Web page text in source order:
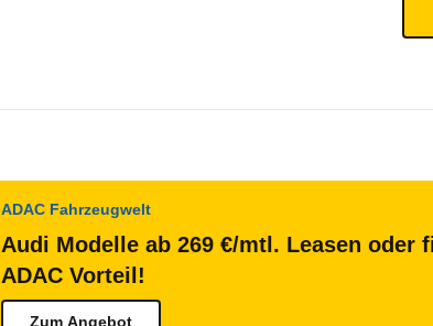
ADAC Fahrzeugwelt
Audi Modelle ab 269 €/mtl. Leasen oder
ADAC Vorteil!
Zum Angebot